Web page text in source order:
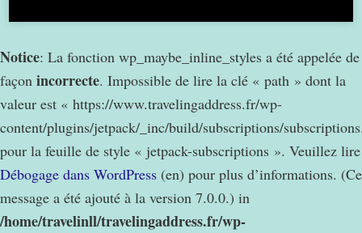
Notice: La fonction wp_maybe_inline_styles a été appelée de
façon incorrecte. Impossible de lire la clé « path » dont la
valeur est « https://www.travelingaddress.fr/wp-
content/plugins/jetpack/_inc/build/subscriptions/
pour la feuille de style « jetpack-subscriptions ». Veuillez lire
Débogage dans WordPress (en) pour plus d’informations. (Ce
message a été ajouté à la version 7.0.0.) in
/home/travelinll/travelingaddress.fr/wp-